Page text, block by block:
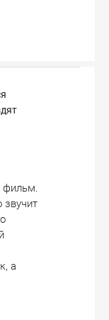
фильм.
звучит
а